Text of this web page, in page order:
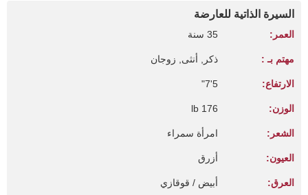
السيرة الذاتية للعارضة
العمر: 35 سنة
مهتم بـ : ذكر, أنثى, زوجان
الارتفاع: 5'7"
الوزن: 176 lb
الشعر: امرأة سمراء
العيون: أزرق
العرق: أبيض / قوقازي